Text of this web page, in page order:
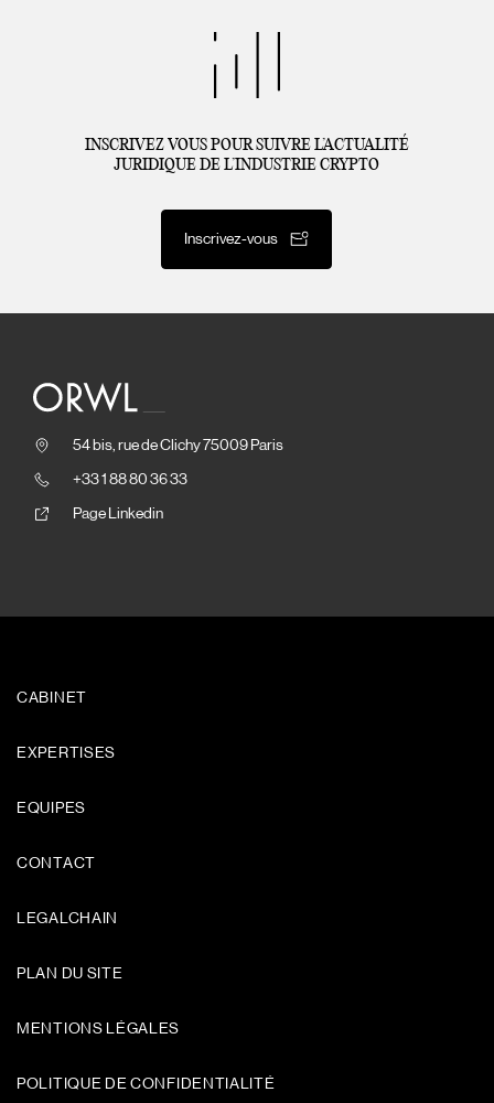
INSCRIVEZ VOUS POUR SUIVRE L’ACTUALITÉ
JURIDIQUE DE L’INDUSTRIE CRYPTO
Inscrivez-vous
54 bis, rue de Clichy 75009 Paris
+33 1 88 80 36 33
Page Linkedin
CABINET
EXPERTISES
EQUIPES
CONTACT
LEGALCHAIN
PLAN DU SITE
MENTIONS LÉGALES
POLITIQUE DE CONFIDENTIALITÉ